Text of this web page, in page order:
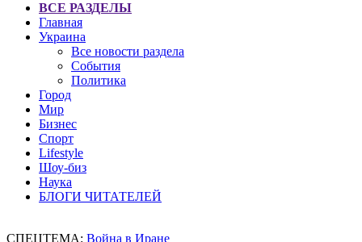
ВСЕ РАЗДЕЛЫ
Главная
Украина
Все новости раздела
События
Политика
Город
Мир
Бизнес
Спорт
Lifestyle
Шоу-биз
Наука
БЛОГИ ЧИТАТЕЛЕЙ
СПЕЦТЕМА: Война в Иране